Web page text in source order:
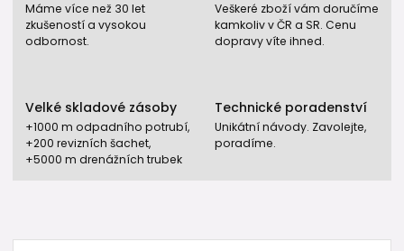
Máme více než 30 let
zkušeností a vysokou
odbornost.
Veškeré zboží vám doručíme
kamkoliv v ČR a SR. Cenu
dopravy víte ihned.
Velké skladové zásoby
+1000 m odpadního potrubí,
+200 revizních šachet,
+5000 m drenážních trubek
Technické poradenství
Unikátní návody. Zavolejte,
poradíme.